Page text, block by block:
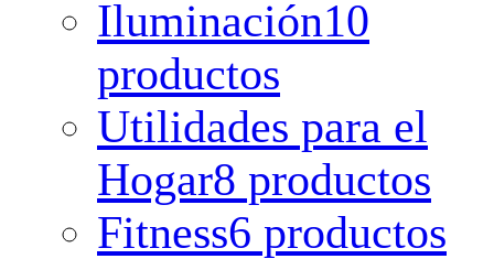
Iluminación10
productos
Utilidades para el
Hogar8 productos
Fitness6 productos